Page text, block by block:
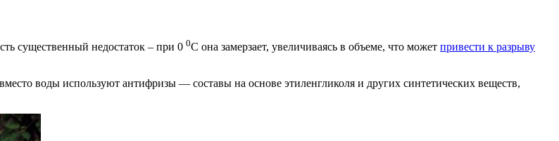
существенный недостаток – при 0 0С она замерзает, увеличиваясь в объеме, что может привести к разрыву
воды используют антифризы — составы на основе этиленгликоля и других синтетических веществ,